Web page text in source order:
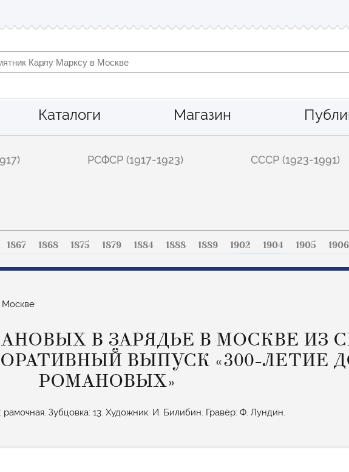
Каталоги Магазин
РСФСР (1917-1923) СССР (1923-1991)
1867 1868 1875 1879 1884 1888 1889 1902 1904 1905 1906
Москве
В ЗАРЯДЬЕ В МОСКВЕ ИЗ
ВЫПУСК «300-ЛЕТИЕ
РОМАНОВЫХ»
Зубцовка: 13. Художник: И. Билибин. Гравёр: Ф. Лундин.